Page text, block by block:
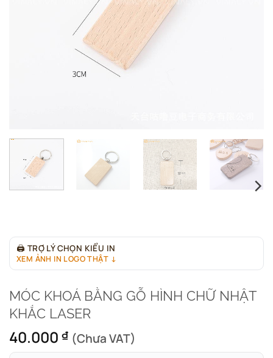
🖨 TRỢ LÝ CHỌN KIỂU IN
XEM ẢNH IN LOGO THẬT ↓
MÓC KHOÁ BẰNG GỖ HÌNH CHỮ NHẬT
KHẮC LASER
40.000 ₫ (Chưa VAT)